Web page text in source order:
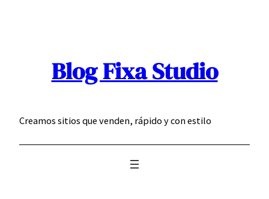
Blog Fixa Studio
Creamos sitios que venden, rápido y con estilo